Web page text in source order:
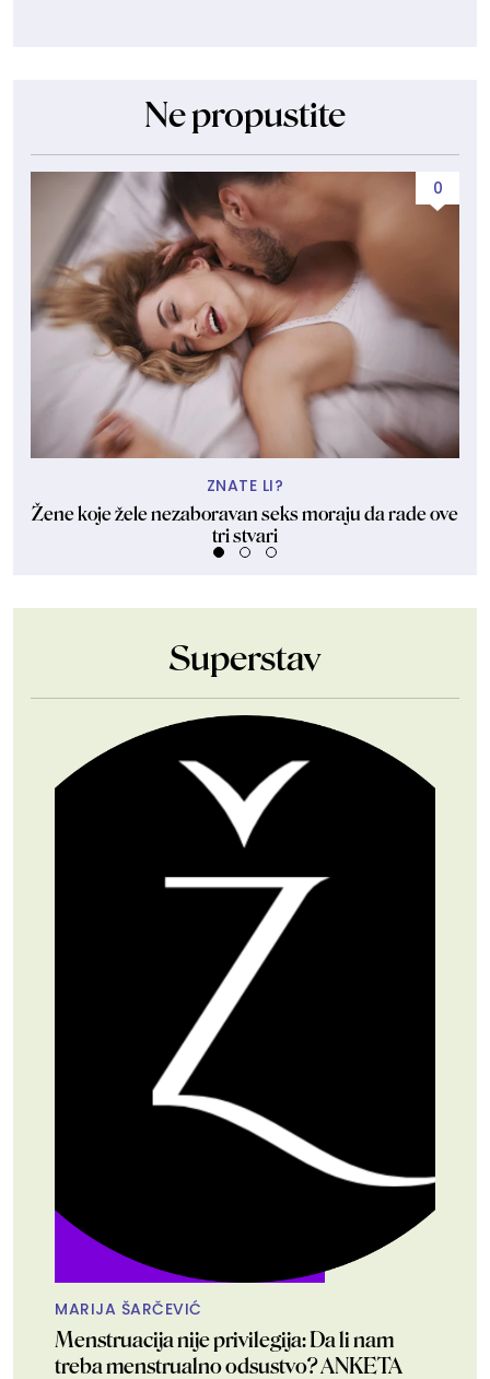
Ne propustite
0
ZNATE LI?
Žene koje žele nezaboravan seks moraju da rade ove
tri stvari
Superstav
MARIJA ŠARČEVIĆ
Menstruacija nije privilegija: Da li nam
treba menstrualno odsustvo? ANKETA